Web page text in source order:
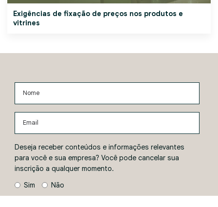
Exigências de fixação de preços nos produtos e
vitrines
Deseja receber conteúdos e informações relevantes
para você e sua empresa? Você pode cancelar sua
inscrição a qualquer momento.
Sim
Não